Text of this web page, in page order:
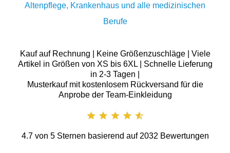
Altenpflege, Krankenhaus und alle medizinischen
Berufe
Kauf auf Rechnung | Keine Größenzuschläge | Viele
Artikel in Größen von XS bis 6XL | Schnelle Lieferung
in 2-3 Tagen |
Musterkauf mit kostenlosem Rückversand für die
Anprobe der Team-Einkleidung
4.7von 5Sternen basierend auf 2032 Bewertungen